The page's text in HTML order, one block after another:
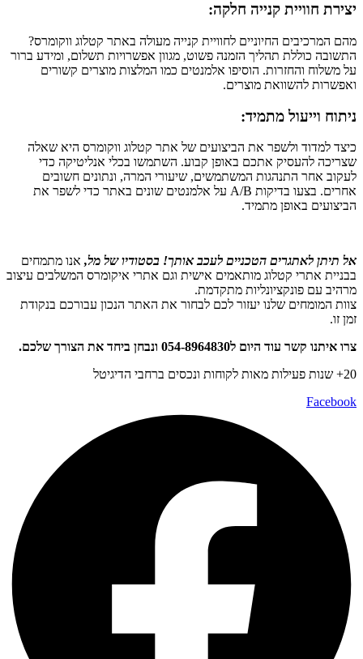
יצירת חוויית קנייה חלקה:
מהם המרכיבים החיוניים לחוויית קנייה מעולה באתר קטלוג ווקומרס?
התשובה כוללת תהליך הזמנה פשוט, מגוון אפשרויות תשלום, ומידע ברור
על משלוח והחזרות. הוסיפו אלמנטים כמו המלצות מוצרים קשורים
ואפשרות להשוואת מוצרים.
ניתוח וייעול מתמיד:
כיצד למדוד ולשפר את הביצועים של אתר קטלוג ווקומרס היא שאלה
שצריכה להעסיק אתכם באופן קבוע. השתמשו בכלי אנליטיקה כדי
לעקוב אחר התנהגות המשתמשים, שיעורי המרה, ונתונים חשובים
אחרים. בצעו בדיקות A/B על אלמנטים שונים באתר כדי לשפר את
הביצועים באופן מתמיד.
אל תיתן לאתגרים הטכניים לעכב אותך! בסטודיו של מל, אנו מתמחים
בבניית אתרי קטלוג מותאמים אישית וגם אתרי איקומרס המשלבים עיצוב
מרהיב עם פונקציונליות מתקדמת.
צוות המומחים שלנו יעזור לכם לבחור את האתר הנכון עבורכם בנקודת
זמן זו.
צרו איתנו קשר עוד היום ל054-8964830 ונבחן ביחד את הצורך שלכם.
20+ שנות פעילות מאות לקוחות ונכסים ברחבי הדיגיטל
Facebook